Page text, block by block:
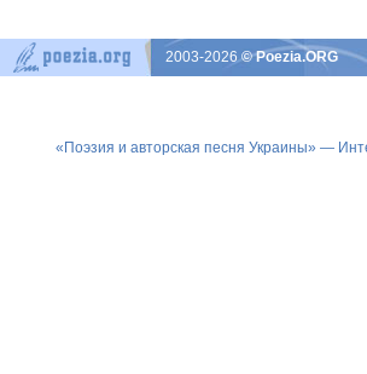
2003-2026© Poezia.ORG
«Поэзия и авторская песня Украины» —